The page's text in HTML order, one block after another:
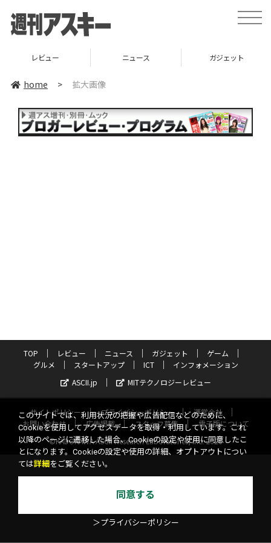
toggle
レビュー ニュース ガジェット
home > 拡大画像
TOP レビュー ニュース ガジェット
ゲーム
グルメ
スタートアップ ICT
インフォメーション
ASCII.jp
MITテクノロジーレビュー
サイトポリシー プライバシーポリシー
運営会社
お問い合わせ
広告掲載 スタッフ募集
電子版について
©KADOKAWA ASCII Research Laboratories, Inc. 2026
このサイトでは、利用状況の把握や広告配信などのために、
Cookieを使用してアクセスデータを取得・利用しています。これ
以降のページに遷移した場合、Cookieの設定や使用に同意したこ
とになります。Cookieの設定や使用の詳細、オプトアウトについ
ては詳細 をご覧ください。
同意する
＞プライバシーポリシー